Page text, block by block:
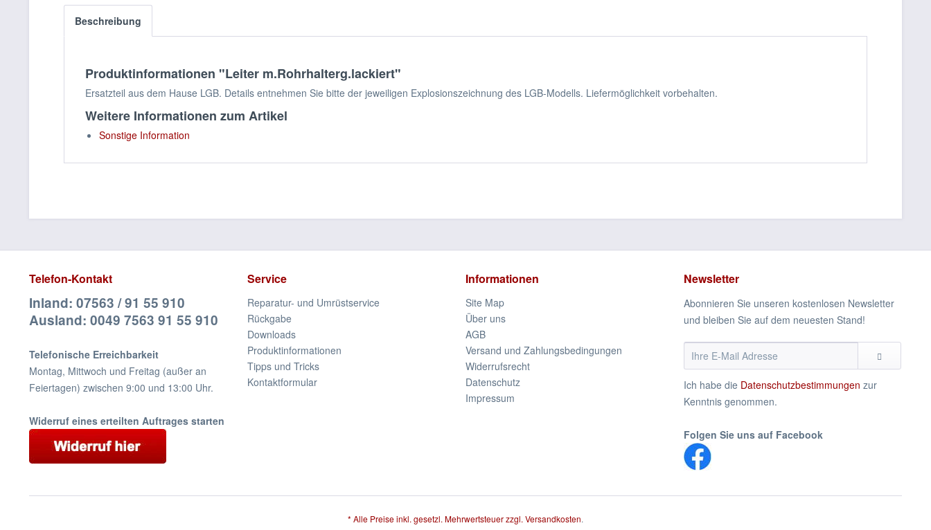
Beschreibung
Produktinformationen "Leiter m.Rohrhalterg.lackiert"
Ersatzteil aus dem Hause LGB. Details entnehmen Sie bitte der jeweiligen Explosionszeichnung des LGB-Modells. Liefermöglichkeit vorbehalten.
Weitere Informationen zum Artikel
Sonstige Information
Telefon-Kontakt
Inland: 07563 / 91 55 910
Ausland: 0049 7563 91 55 910
Telefonische Erreichbarkeit
Montag, Mittwoch und Freitag (außer an
Feiertagen) zwischen 9:00 und 13:00 Uhr.
Widerruf eines erteilten Auftrages starten
Service
Reparatur- und Umrüstservice
Rückgabe
Downloads
Produktinformationen
Tipps und Tricks
Kontaktformular
Informationen
Site Map
Über uns
AGB
Versand und Zahlungsbedingungen
Widerrufsrecht
Datenschutz
Impressum
Newsletter
Abonnieren Sie unseren kostenlosen Newsletter
und bleiben Sie auf dem neuesten Stand!
Ich habe die Datenschutzbestimmungen zur
Kenntnis genommen.
Folgen Sie uns auf Facebook
* Alle Preise inkl. gesetzl. Mehrwertsteuer zzgl. Versandkosten.